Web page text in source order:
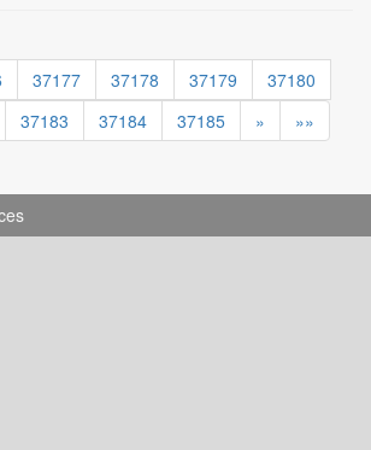
37177 37178 37179
37180
37183 37184 37185 » »»